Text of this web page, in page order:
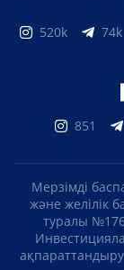
520k 74k
851
Мерзімді
және желілік
туралы